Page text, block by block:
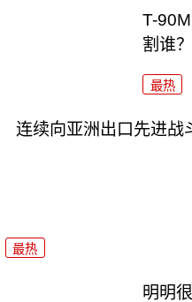
T-
割谁？
最热
连续向亚洲出口先进战
最热
明明